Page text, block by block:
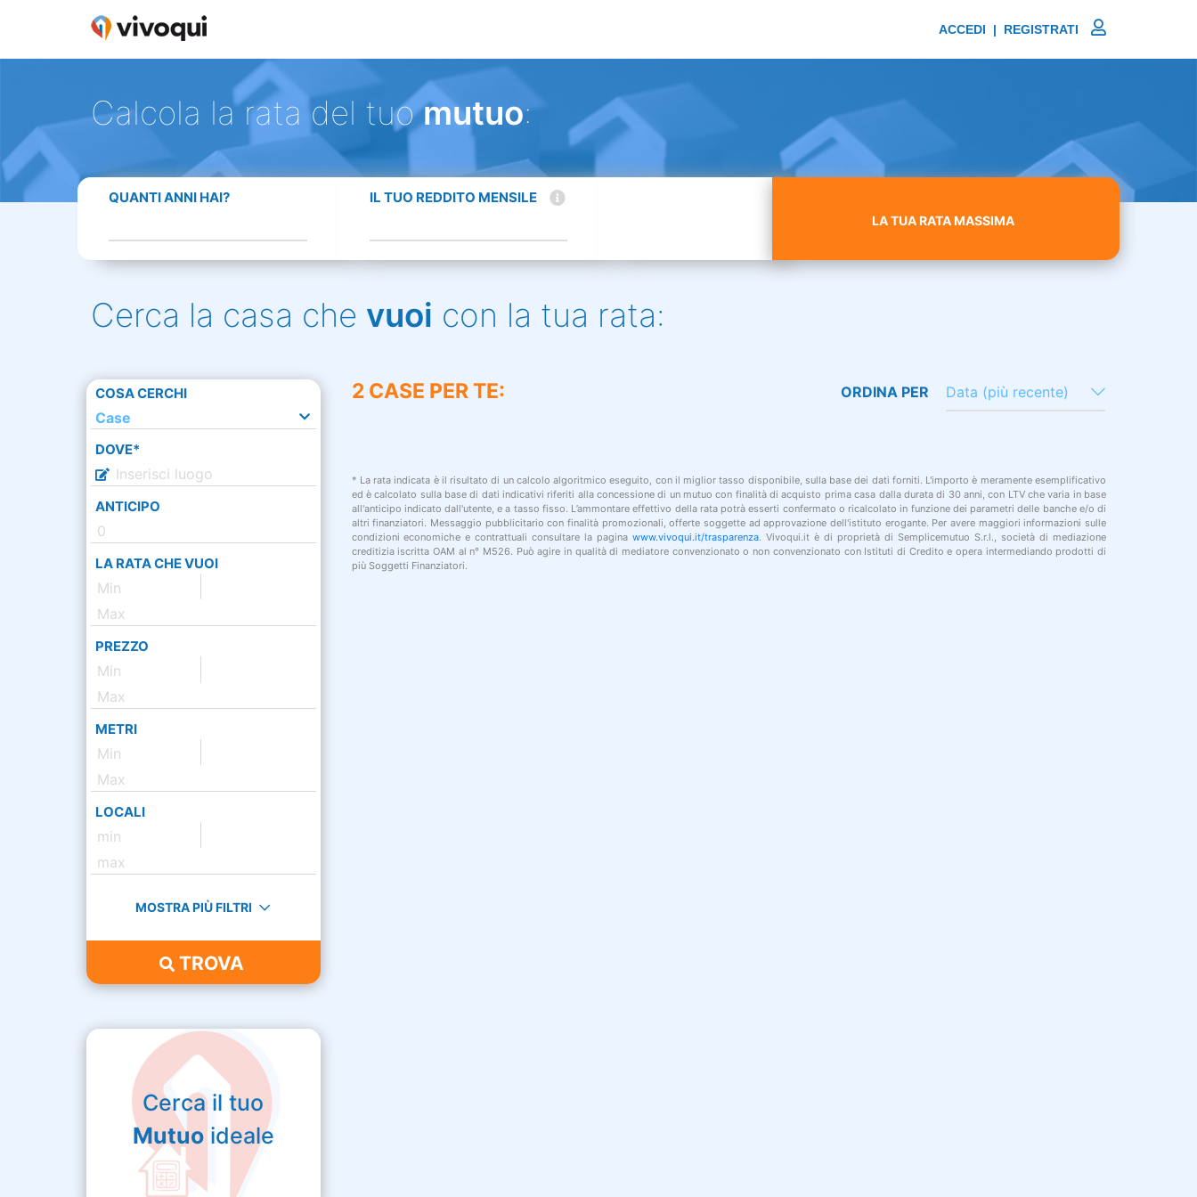
ACCEDI | REGISTRATI
Calcola la rata del tuomutuo:
QUANTI ANNI HAI? IL TUO REDDITO MENSILE
LA TUA RATA MASSIMA
Cerca la casa che vuoi con la tua rata:
COSA CERCHI
Case
DOVE*
ANTICIPO
LA RATA CHE VUOI
PREZZO
METRI
LOCALI
MOSTRA PIÙ FILTRI
TROVA
Cerca il tuo
Mutuoideale
2 CASE PER TE: ORDINA PER Data (più recente)
* La rata indicata è il risultato di un calcolo algoritmico eseguito, con il miglior tasso disponibile, sulla base dei dati forniti. L'importo è meramente esemplificativo
ed è calcolato sulla base di dati indicativi riferiti alla concessione di un mutuo con finalità di acquisto prima casa dalla durata di 30 anni, con LTV che varia in base
all'anticipo indicato dall'utente, e a tasso fisso. L’ammontare effettivo della rata potrà esserti confermato o ricalcolato in funzione dei parametri delle banche e/o di
altri finanziatori. Messaggio pubblicitario con finalità promozionali, offerte soggette ad approvazione dell'istituto erogante. Per avere maggiori informazioni sulle
condizioni economiche e contrattuali consultare la paginawww.vivoqui.it/trasparenza. Vivoqui.it è di proprietà di Semplicemutuo S.r.l., società di mediazione
creditizia iscritta OAM al n° M526. Può agire in qualità di mediatore convenzionato o non convenzionato con Istituti di Credito e opera intermediando prodotti di
più Soggetti Finanziatori.